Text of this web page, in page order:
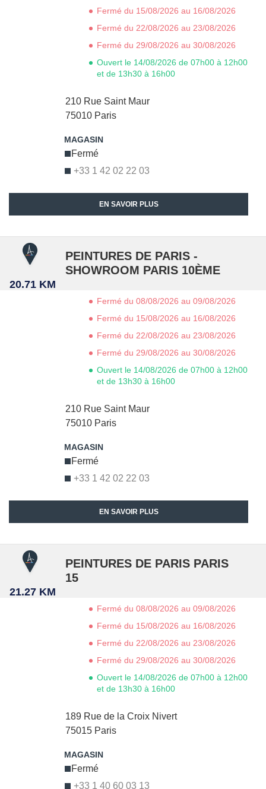
210 Rue Saint Maur
75010 Paris
+33 1 42 02 22 03
Fermé
Fermé du 15/08/2026 au 16/08/2026
Fermé du 22/08/2026 au 23/08/2026
Fermé du 29/08/2026 au 30/08/2026
Ouvert le 14/08/2026 de 07h00 à 12h00
et de 13h30 à 16h00
EN SAVOIR PLUS
20.71 KM
PEINTURES DE PARIS -
SHOWROOM PARIS 10ÈME
210 Rue Saint Maur
75010 Paris
+33 1 42 02 22 03
Fermé
Fermé du 08/08/2026 au 09/08/2026
Fermé du 15/08/2026 au 16/08/2026
Fermé du 22/08/2026 au 23/08/2026
Fermé du 29/08/2026 au 30/08/2026
Ouvert le 14/08/2026 de 07h00 à 12h00
et de 13h30 à 16h00
EN SAVOIR PLUS
21.27 KM
PEINTURES DE PARIS PARIS
15
189 Rue de la Croix Nivert
75015 Paris
+33 1 40 60 03 13
Fermé
Fermé du 08/08/2026 au 09/08/2026
Fermé du 15/08/2026 au 16/08/2026
Fermé du 22/08/2026 au 23/08/2026
Fermé du 29/08/2026 au 30/08/2026
Ouvert le 14/08/2026 de 07h00 à 12h00
et de 13h30 à 16h00